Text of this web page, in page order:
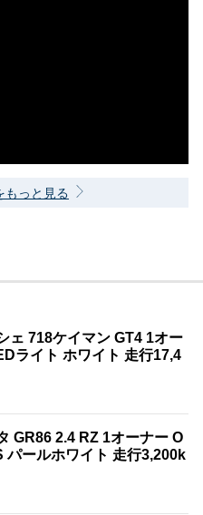
もっと見る
ェ 718ケイマン GT4 1オー
ライト ホワイト 走行17,4
GR86 2.4 RZ 1オーナー O
パールホワイト 走行3,200k